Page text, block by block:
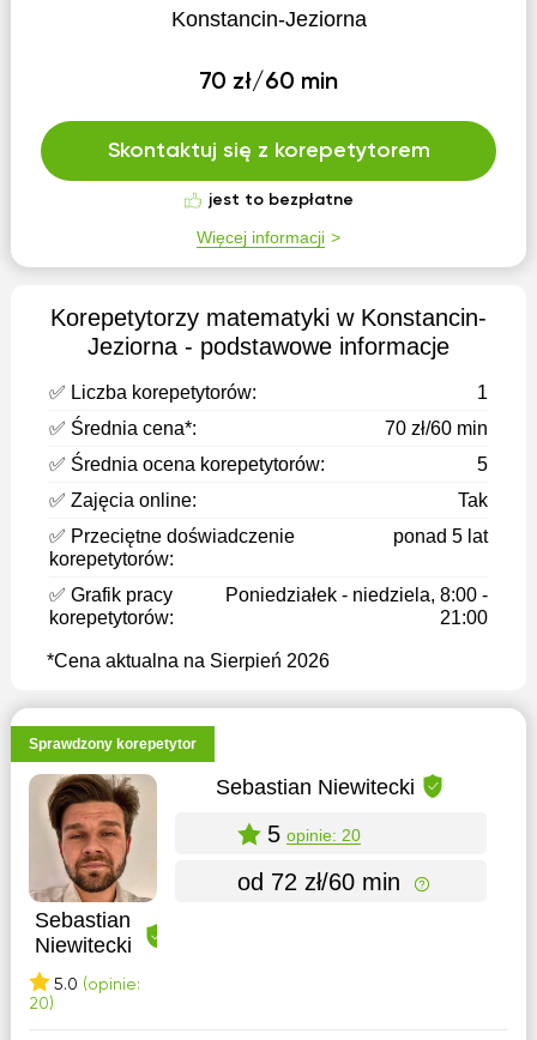
Konstancin-Jeziorna
70 zł/60 min
Skontaktuj się z korepetytorem
jest to bezpłatne
Więcej informacji
Korepetytorzy matematyki w Konstancin-
Jeziorna - podstawowe informacje
✅ Liczba korepetytorów:
1
✅ Średnia cena*:
70 zł/60 min
✅ Średnia ocena korepetytorów:
5
✅ Zajęcia online:
Tak
✅ Przeciętne doświadczenie
korepetytorów:
ponad 5 lat
✅ Grafik pracy
korepetytorów:
Poniedziałek - niedziela, 8:00 -
21:00
*Cena aktualna na Sierpień 2026
Sprawdzony korepetytor
Sebastian
Niewitecki
5.0 (opinie:
20)
Sebastian Niewitecki
5 opinie: 20
od 72 zł/60 min